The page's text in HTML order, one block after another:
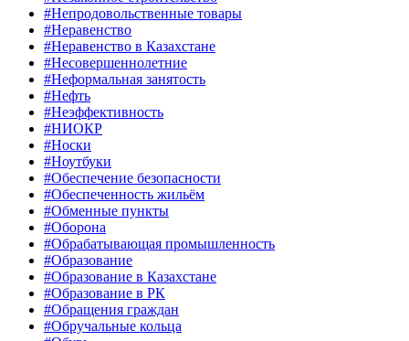
#Непродовольственные товары
#Неравенство
#Неравенство в Казахстане
#Несовершеннолетние
#Неформальная занятость
#Нефть
#Неэффективность
#НИОКР
#Носки
#Ноутбуки
#Обеспечение безопасности
#Обеспеченность жильём
#Обменные пункты
#Оборона
#Обрабатывающая промышленность
#Образование
#Образование в Казахстане
#Образование в РК
#Обращения граждан
#Обручальные кольца